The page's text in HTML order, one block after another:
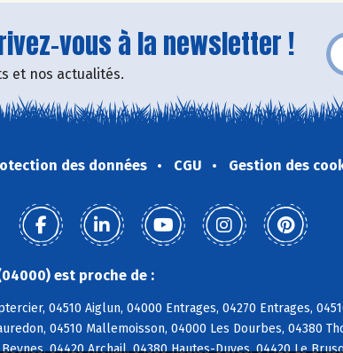
vous à la newsletter !
et nos actualités.
des données CGU Gestion des
est proche de :
04510 Aiglun, 04000 Entrages, 04270 Entrages,
04510 Mallemoisson, 04000 Les Dourbes, 04380
04420 Archail, 04380 Hautes-Duyes, 04420 Le